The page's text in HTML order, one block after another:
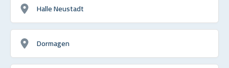
Halle Neustadt
Dormagen